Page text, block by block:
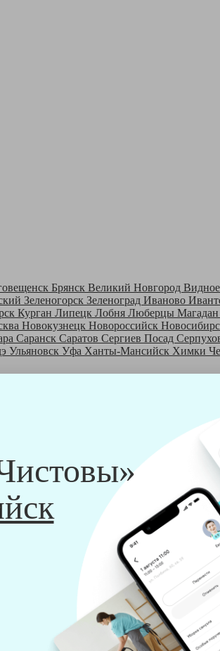
Брянск Великий Новгород Видное
Зеленогорск Зеленоград Иваново
Курган Липецк Лобня Люберцы Магадан
Новокузнецк Новороссийск
Саранск Саратов Сергиев Посад
Ульяновск Уфа Ханты-Мансийск Химки
от 24 до 40 лет.
проверку в службе безопасности и
наши клинеры привозят с собой:
парогенератор, аппарат для